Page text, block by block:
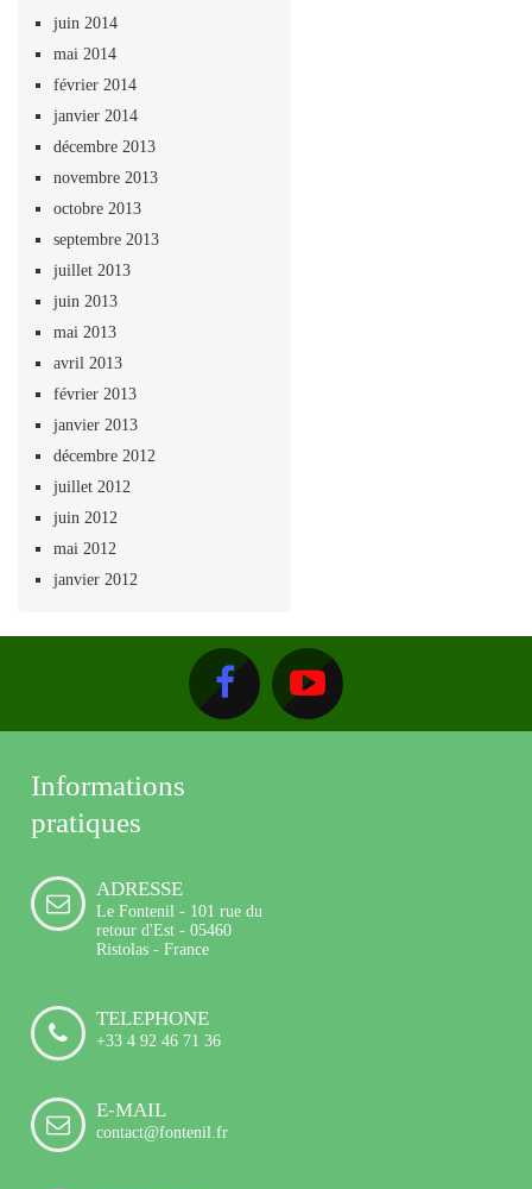
juin 2014
mai 2014
février 2014
janvier 2014
décembre 2013
novembre 2013
octobre 2013
septembre 2013
juillet 2013
juin 2013
mai 2013
avril 2013
février 2013
janvier 2013
décembre 2012
juillet 2012
juin 2012
mai 2012
janvier 2012
Informations
pratiques
ADRESSE
Le Fontenil - 101 rue du
retour d'Est - 05460
Ristolas - France
TELEPHONE
+33 4 92 46 71 36
E-MAIL
contact@fontenil.fr